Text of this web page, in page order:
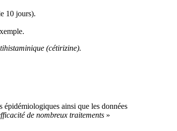
10 jours).
(cétirizine).
ainsi que les données
de nombreux traitements »